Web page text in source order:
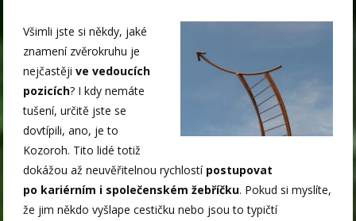
Všimli jste si někdy, jaké
znamení zvěrokruhu je
nejčastějive vedoucích
pozicích? I kdy nemáte
tušení, určitě jste se
dovtípili, ano, je to
Kozoroh. Tito lidé totiž
dokážou až neuvěřitelnou rychlostí postupovat
po kariérním i společenském žebříčku. Pokud si myslíte,
že jim někdo vyšlape cestičku nebo jsou to typičtí